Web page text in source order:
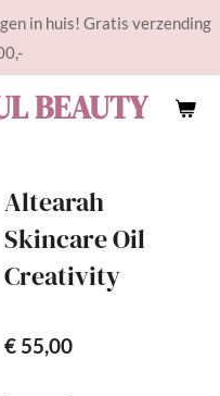
BEAUTY
in huis! Gratis verzending
Altearah
Skincare Oil
Creativity
€ 55,00